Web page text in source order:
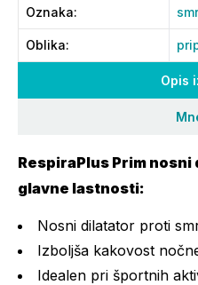
Opis
RespiraPlus Prim
glavne lastnosti:
Nosni dilatator proti
Izboljša kakovost
Idealen pri športnih
Oznaka:
Oblika: